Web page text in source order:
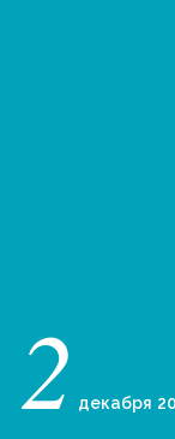
2 декабря